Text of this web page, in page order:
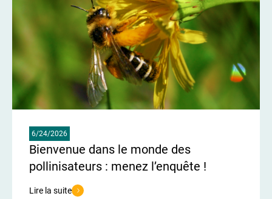
6/24/2026
Bienvenue dans le monde des
pollinisateurs : menez l’enquête !
Lire la suite
de l'article Bienvenue dans le monde des pollinisateurs : menez